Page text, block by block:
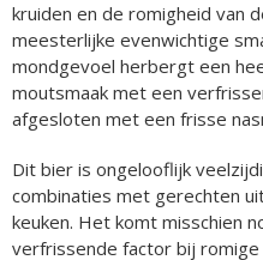
kruiden en de romigheid van
meesterlijke evenwichtige
mondgevoel herbergt een
moutsmaak met een
afgesloten met een frisse
Dit bier is ongelooflijk
combinaties met gerechten
keuken. Het komt misschien
verfrissende factor bij